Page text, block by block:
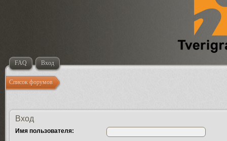
FAQ Вход
Список форумов
Вход
Имя пользователя: